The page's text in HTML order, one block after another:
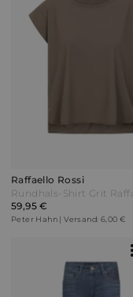
Raffaello Rossi
59,95 €
Peter Hahn | Versand: 6,00 €